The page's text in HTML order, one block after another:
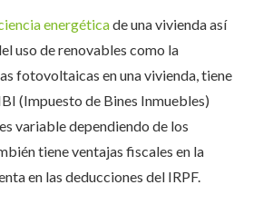
energéticade una vivienda así
uso de renovables como la
fotovoltaicas en una vivienda, tiene
(Impuesto de Bines Inmuebles)
variable dependiendo de los
tiene ventajas fiscales en la
en las deducciones del IRPF.